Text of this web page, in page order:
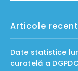
Articole
Date statistice
curatelă a